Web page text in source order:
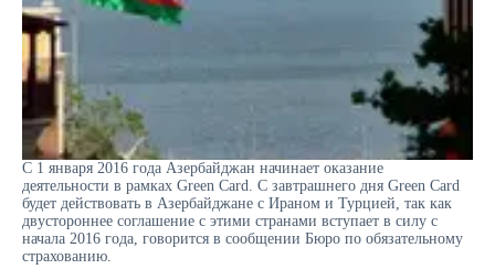
С 1 января 2016 года Азербайджан начинает оказание
деятельности в рамках Green Card. С завтрашнего дня Green Card
будет действовать в Азербайджане с Ираном и Турцией, так как
двустороннее соглашение с этими странами вступает в силу с
начала 2016 года, говорится в сообщении Бюро по обязательному
страхованию.